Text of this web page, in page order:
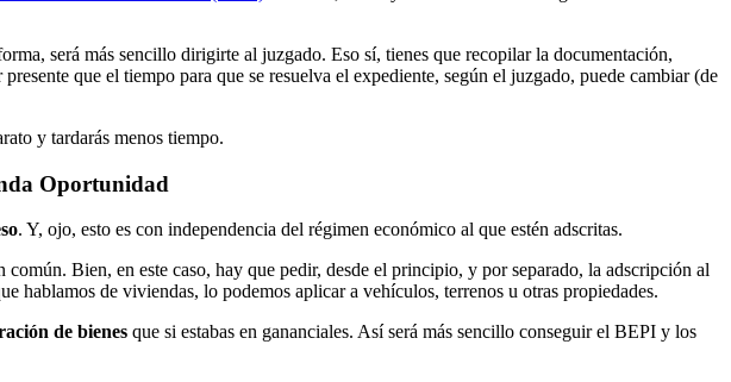
será más sencillo dirigirte al juzgado. Eso sí, tienes que recopilar la documentación,
que el tiempo para que se resuelva el expediente, según el juzgado, puede cambiar (de
y tardarás menos tiempo.
Oportunidad
. Y, ojo, esto es con independencia del régimen económico al que estén adscritas.
Bien, en este caso, hay que pedir, desde el principio, y por separado, la adscripción al
hablamos de viviendas, lo podemos aplicar a vehículos, terrenos u otras propiedades.
de bienes que si estabas en gananciales. Así será más sencillo conseguir el BEPI y los